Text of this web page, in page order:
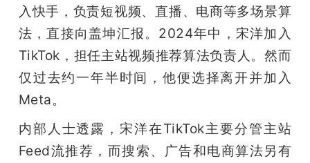
入快手，负责短视频、直播、电商等多场景算
法，直接向盖坤汇报。2024年中，宋洋加入
TikTok，担任主站视频推荐算法负责人。然而
仅过去约一年半时间，他便选择离开并加入
Meta。
内部人士透露，宋洋在TikTok主要分管主站
Feed流推荐，而搜索、广告和电商算法另有